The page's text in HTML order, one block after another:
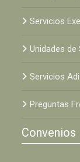
Servicios
Unidades
Servicios
Preguntas
Convenios